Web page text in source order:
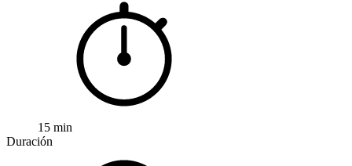
15 min
Duración